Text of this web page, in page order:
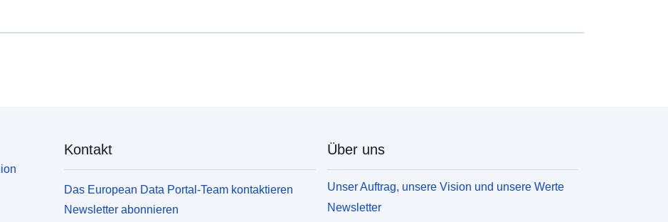
Kontakt
Das European Data Portal-Team kontaktieren
Newsletter abonnieren
Über uns
Unser Auftrag, unsere Vision und unsere Werte
Newsletter